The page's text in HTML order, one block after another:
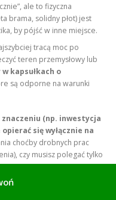
ale to fizyczna
brama, solidny płot) jest
by pójść w inne miejsce.
tracą moc po
teren przemysłowy lub
kapsułkach o
są odporne na warunki
(np. inwestycja
się wyłącznie na
choćby drobnych prac
czy musisz polegać tylko